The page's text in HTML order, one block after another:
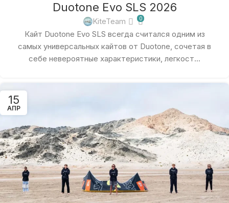
Duotone Evo SLS 2026
KiteTeam 0
Кайт Duotone Evo SLS всегда считался одним из
самых универсальных кайтов от Duotone, сочетая в
себе невероятные характеристики, легкост...
15
АПР